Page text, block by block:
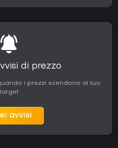
di prezzo
i prezzi scendono al tuo
target
avvisi